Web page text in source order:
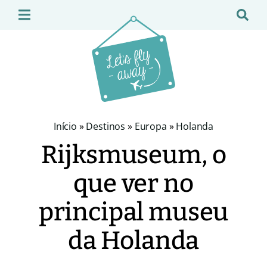
Início »Destinos » Europa »Holanda
Rijksmuseum, o
que ver no
principal museu
da Holanda